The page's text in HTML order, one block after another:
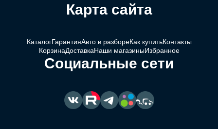
Карта сайта
КаталогГарантияАвто в разбореКак купитьКонтакты
КорзинаДоставкаНаши магазиныИзбранное
Социальные сети